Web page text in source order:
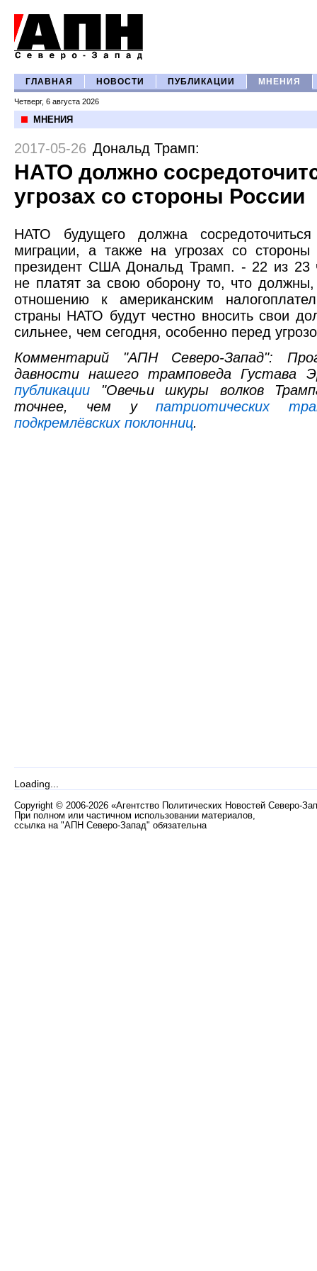
ГЛАВНАЯ НОВОСТИ ПУБЛИКАЦИИ МНЕНИЯ
Четверг, 6 августа 2026
МНЕНИЯ
2017-05-26 Дональд Трамп:
НАТО должно
угрозах со стороны России
НАТО будущего должна
миграции, а также на угрозах со
президент США Дональд Трамп. - 22 из 23
не платят за свою оборону то, что
отношению к американским
страны НАТО будут честно вносить свои
сильнее, чем сегодня, особенно перед
Комментарий "АПН Северо-Запад":
давности нашего трамповеда Густава
публикации "Овечьи шкуры волков
точнее, чем упатриотических
подкремлёвских поклонниц.
Loading...
Copyright © 2006-2026 «Агентство Политических Новостей Северо-
При полном или частичном использовании материалов,
ссылка на "АПН Северо-Запад" обязательна